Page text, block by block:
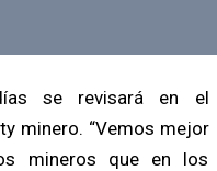
se revisará en el
minero. “Vemos mejor
mineros que en los